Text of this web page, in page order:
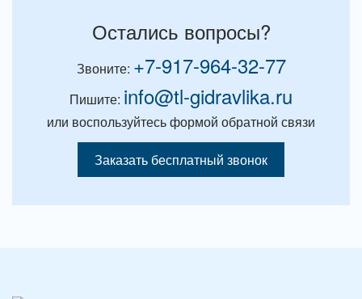
Остались вопросы?
Звоните: +7-917-964-32-77
Пишите: info@tl-gidravlika.ru
или воспользуйтесь формой обратной связи
Заказать бесплатный звонок